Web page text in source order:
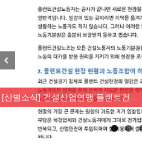
[산별소식] 건설산업연맹 플랜트건…